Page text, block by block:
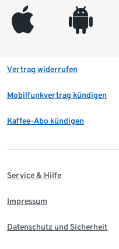
appleinc android
Vertrag widerrufen
Mobilfunkvertrag kündigen
Kaffee-Abo kündigen
Service & Hilfe
Impressum
Datenschutz und Sicherheit